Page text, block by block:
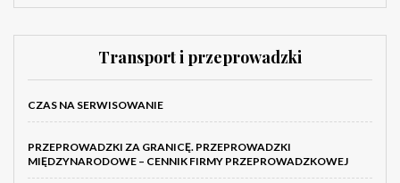
Transport i przeprowadzki
CZAS NA SERWISOWANIE
PRZEPROWADZKI ZA GRANICĘ. PRZEPROWADZKI
MIĘDZYNARODOWE – CENNIK FIRMY PRZEPROWADZKOWEJ